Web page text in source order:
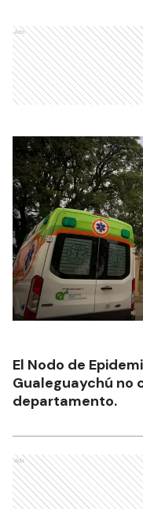
Ads
El Nodo de
Gualeguaychú no
departamento.
Ads